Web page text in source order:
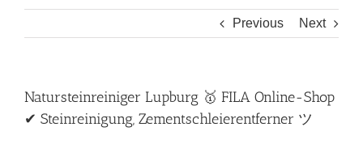
Previous Next
Natursteinreiniger Lupburg 🥇 FILA Online-Shop
✔ Steinreinigung, Zementschleierentferner ツ